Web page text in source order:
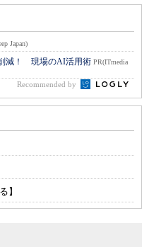
Japan)
減！ 現場のAI活用術 PR(ITmedia
Recommended by
】